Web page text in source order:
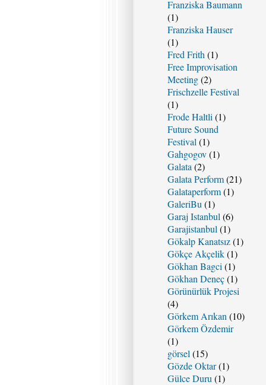
Franziska Baumann
(1)
Franziska Hauser
(1)
Fred Frith (1)
Free Improvisation
Meeting(2)
Frischzelle Festival
(1)
Frode Haltli (1)
Future Sound
Festival (1)
Gahgogov(1)
Galata (2)
Galata Perform(21)
Galataperform(1)
GaleriBu (1)
Garaj Istanbul (6)
Garajistanbul (1)
Gökalp Kanatsız(1)
Gökçe Akçelik(1)
Gökhan Bagci (1)
Gökhan Deneç(1)
Görünürlük Projesi
(4)
Görkem Arıkan (10)
Görkem Özdemir
(1)
görsel (15)
Gözde Oktar(1)
Gülce Duru (1)